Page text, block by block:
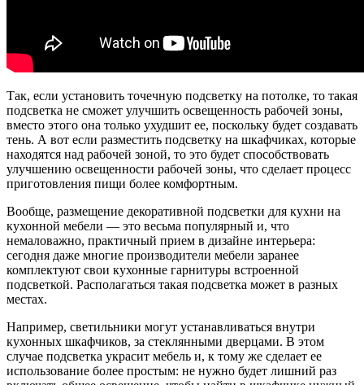
Так, если установить точечную подсветку на потолке, то такая
подсветка не сможет улучшить освещенность рабочей зоны,
вместо этого она только ухудшит ее, поскольку будет создавать
тень. А вот если разместить подсветку на шкафчиках, которые
находятся над рабочей зоной, то это будет способствовать
улучшению освещенности рабочей зоны, что сделает процесс
приготовления пищи более комфортным.
Вообще, размещение декоративной подсветки для кухни на
кухонной мебели — это весьма популярный и, что
немаловажно, практичный прием в дизайне интерьера:
сегодня даже многие производители мебели заранее
комплектуют свои кухонные гарнитуры встроенной
подсветкой. Располагаться такая подсветка может в разных
местах.
Например, светильники могут устанавливаться внутри
кухонных шкафчиков, за стеклянными дверцами. В этом
случае подсветка украсит мебель и, к тому же сделает ее
использование более простым: не нужно будет лишний раз